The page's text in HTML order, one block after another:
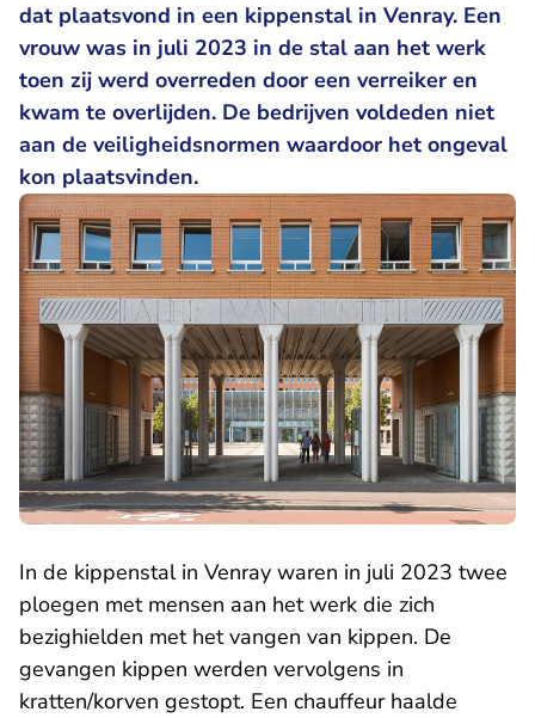
dat plaatsvond in een kippenstal in Venray. Een
vrouw was in juli 2023 in de stal aan het werk
toen zij werd overreden door een verreiker en
kwam te overlijden. De bedrijven voldeden niet
aan de veiligheidsnormen waardoor het ongeval
kon plaatsvinden.
In de kippenstal in Venray waren in juli 2023 twee
ploegen met mensen aan het werk die zich
bezighielden met het vangen van kippen. De
gevangen kippen werden vervolgens in
kratten/korven gestopt. Een chauffeur haalde